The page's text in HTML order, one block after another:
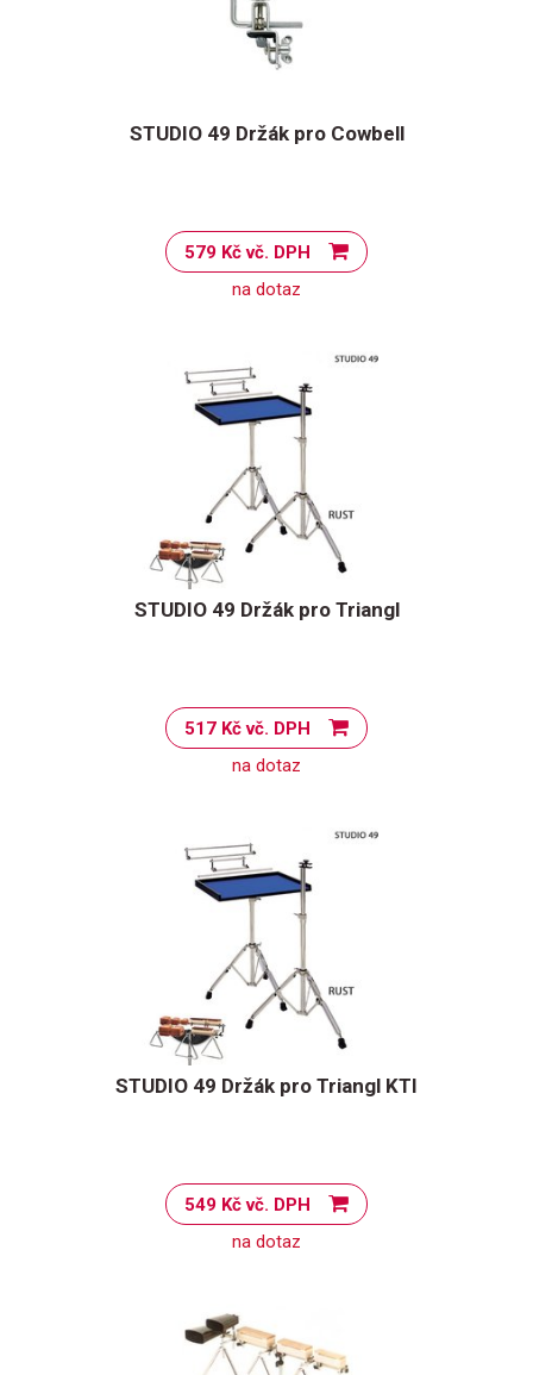
STUDIO 49 Držák pro Cowbell
579 Kč vč. DPH
na dotaz
STUDIO 49 Držák pro Triangl
517 Kč vč. DPH
na dotaz
STUDIO 49 Držák pro Triangl KTI
549 Kč vč. DPH
na dotaz